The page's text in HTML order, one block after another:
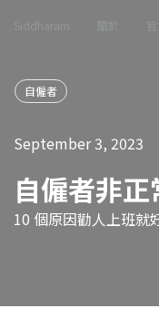
Siddharam 關於
自僱者
September 3, 2023
自僱者非
10 個原因勸人上班就